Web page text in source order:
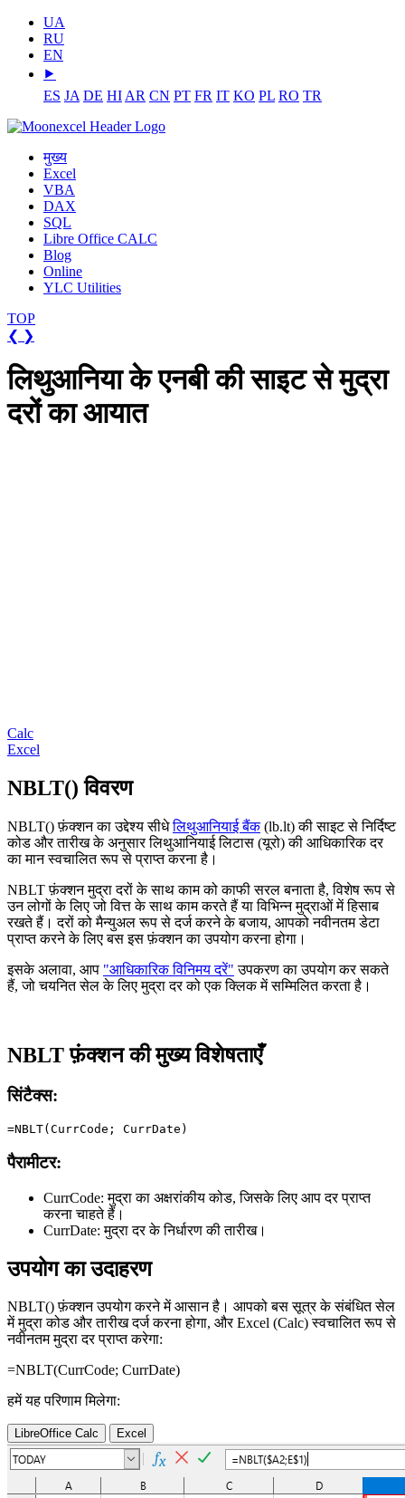
UA
RU
EN
⯈
ES JA DE HI AR CN PT FR IT KO PL RO TR
मुख्य
Excel
VBA
DAX
SQL
Libre Office CALC
Blog
Online
YLC Utilities
TOP
❮ ❯
लिथुआनिया के एनबी की साइट से मुद्रा
दरों का आयात
Calc
Excel
NBLT() विवरण
NBLT() फ़ंक्शन का उद्देश्य सीधेलिथुआनियाई बैंक(lb.lt) की साइट से निर्दिष्ट
कोड और तारीख के अनुसार लिथुआनियाई लिटास (यूरो) की आधिकारिक दर
का मान स्वचालित रूप से प्राप्त करना है।
NBLT फ़ंक्शन मुद्रा दरों के साथ काम को काफी सरल बनाता है, विशेष रूप से
उन लोगों के लिए जो वित्त के साथ काम करते हैं या विभिन्न मुद्राओं में हिसाब
रखते हैं। दरों को मैन्युअल रूप से दर्ज करने के बजाय, आपको नवीनतम डेटा
प्राप्त करने के लिए बस इस फ़ंक्शन का उपयोग करना होगा।
इसके अलावा, आप "आधिकारिक विनिमय दरें" उपकरण का उपयोग कर सकते
हैं, जो चयनित सेल के लिए मुद्रा दर को एक क्लिक में सम्मिलित करता है।
NBLT फ़ंक्शन की मुख्य विशेषताएँ
सिंटैक्स:
पैरामीटर:
CurrCode: मुद्रा का अक्षरांकीय कोड, जिसके लिए आप दर प्राप्त
करना चाहते हैं।
CurrDate: मुद्रा दर के निर्धारण की तारीख।
उपयोग का उदाहरण
NBLT() फ़ंक्शन उपयोग करने में आसान है। आपको बस सूत्र के संबंधित सेल
में मुद्रा कोड और तारीख दर्ज करना होगा, और Excel (Calc) स्वचालित रूप से
नवीनतम मुद्रा दर प्राप्त करेगा:
=NBLT(CurrCode; CurrDate)
हमें यह परिणाम मिलेगा:
LibreOffice Calc Excel